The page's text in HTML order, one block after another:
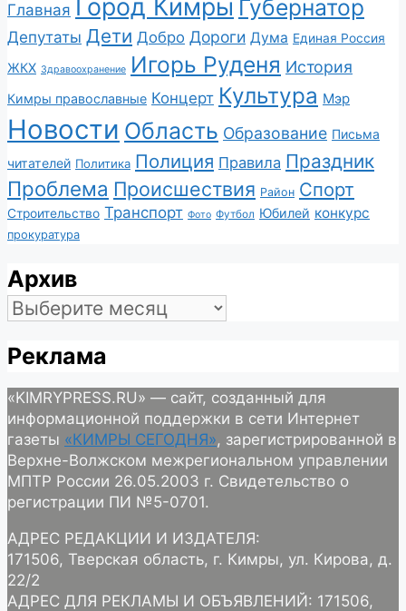
Главная Город Кимры Губернатор
Депутаты Дети Добро Дороги Дума Единая Россия
ЖКХ Здравоохранение Игорь Руденя История
Кимры православные Концерт Культура Мэр
Новости Область Образование Письма
читателей Политика Полиция Правила Праздник
Проблема Происшествия Район Спорт
Строительство Транспорт Фото Футбол Юбилей конкурс
прокуратура
Архив
Архив
Реклама
«KIMRYPRESS.RU» — сайт, созданный для
информационной поддержки в сети Интернет
газеты «КИМРЫ СЕГОДНЯ», зарегистрированной в
Верхне-Волжском межрегиональном управлении
МПТР России 26.05.2003 г. Свидетельство о
регистрации ПИ №5-0701.
АДРЕС РЕДАКЦИИ И ИЗДАТЕЛЯ:
171506, Тверская область, г. Кимры, ул. Кирова, д.
22/2
АДРЕС ДЛЯ РЕКЛАМЫ И ОБЪЯВЛЕНИЙ: 171506,